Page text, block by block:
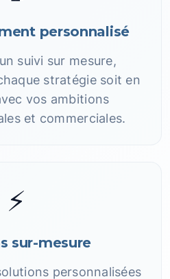
personnalisé
suivi sur mesure,
stratégie soit en
vos ambitions
et commerciales.
⚡
sur-mesure
personnalisées